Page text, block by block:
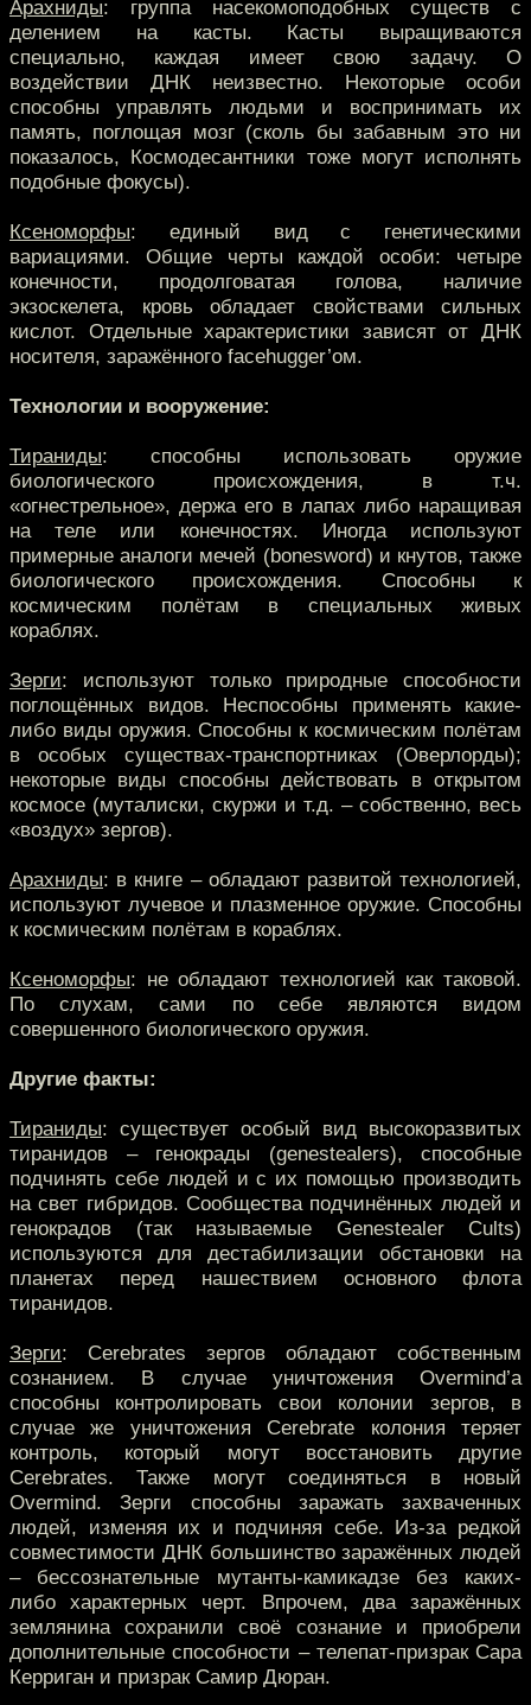
Арахниды: группа насекомоподобных существ с
делением на касты. Касты выращиваются
специально, каждая имеет свою задачу. О
воздействии ДНК неизвестно. Некоторые особи
способны управлять людьми и воспринимать их
память, поглощая мозг (сколь бы забавным это ни
показалось, Космодесантники тоже могут исполнять
подобные фокусы).
Ксеноморфы: единый вид с генетическими
вариациями. Общие черты каждой особи: четыре
конечности, продолговатая голова, наличие
экзоскелета, кровь обладает свойствами сильных
кислот. Отдельные характеристики зависят от ДНК
носителя, заражённого facehugger’ом.
Технологии и вооружение:
Тираниды: способны использовать оружие
биологического происхождения, в т.ч.
«огнестрельное», держа его в лапах либо наращивая
на теле или конечностях. Иногда используют
примерные аналоги мечей (bonesword) и кнутов, также
биологического происхождения. Способны к
космическим полётам в специальных живых
кораблях.
Зерги: используют только природные способности
поглощённых видов. Неспособны применять какие-
либо виды оружия. Способны к космическим полётам
в особых существах-транспортниках (Оверлорды);
некоторые виды способны действовать в открытом
космосе (муталиски, скуржи и т.д. – собственно, весь
«воздух» зергов).
Арахниды: в книге – обладают развитой технологией,
используют лучевое и плазменное оружие. Способны
к космическим полётам в кораблях.
Ксеноморфы: не обладают технологией как таковой.
По слухам, сами по себе являются видом
совершенного биологического оружия.
Другие факты:
Тираниды: существует особый вид высокоразвитых
тиранидов – генокрады (genestealers), способные
подчинять себе людей и с их помощью производить
на свет гибридов. Сообщества подчинённых людей и
генокрадов (так называемые Genestealer Cults)
используются для дестабилизации обстановки на
планетах перед нашествием основного флота
тиранидов.
Зерги: Cerebrates зергов обладают собственным
сознанием. В случае уничтожения Overmind’а
способны контролировать свои колонии зергов, в
случае же уничтожения Cerebrate колония теряет
контроль, который могут восстановить другие
Cerebrates. Также могут соединяться в новый
Overmind. Зерги способны заражать захваченных
людей, изменяя их и подчиняя себе. Из-за редкой
совместимости ДНК большинство заражённых людей
– бессознательные мутанты-камикадзе без каких-
либо характерных черт. Впрочем, два заражённых
землянина сохранили своё сознание и приобрели
дополнительные способности – телепат-призрак Сара
Керриган и призрак Самир Дюран.